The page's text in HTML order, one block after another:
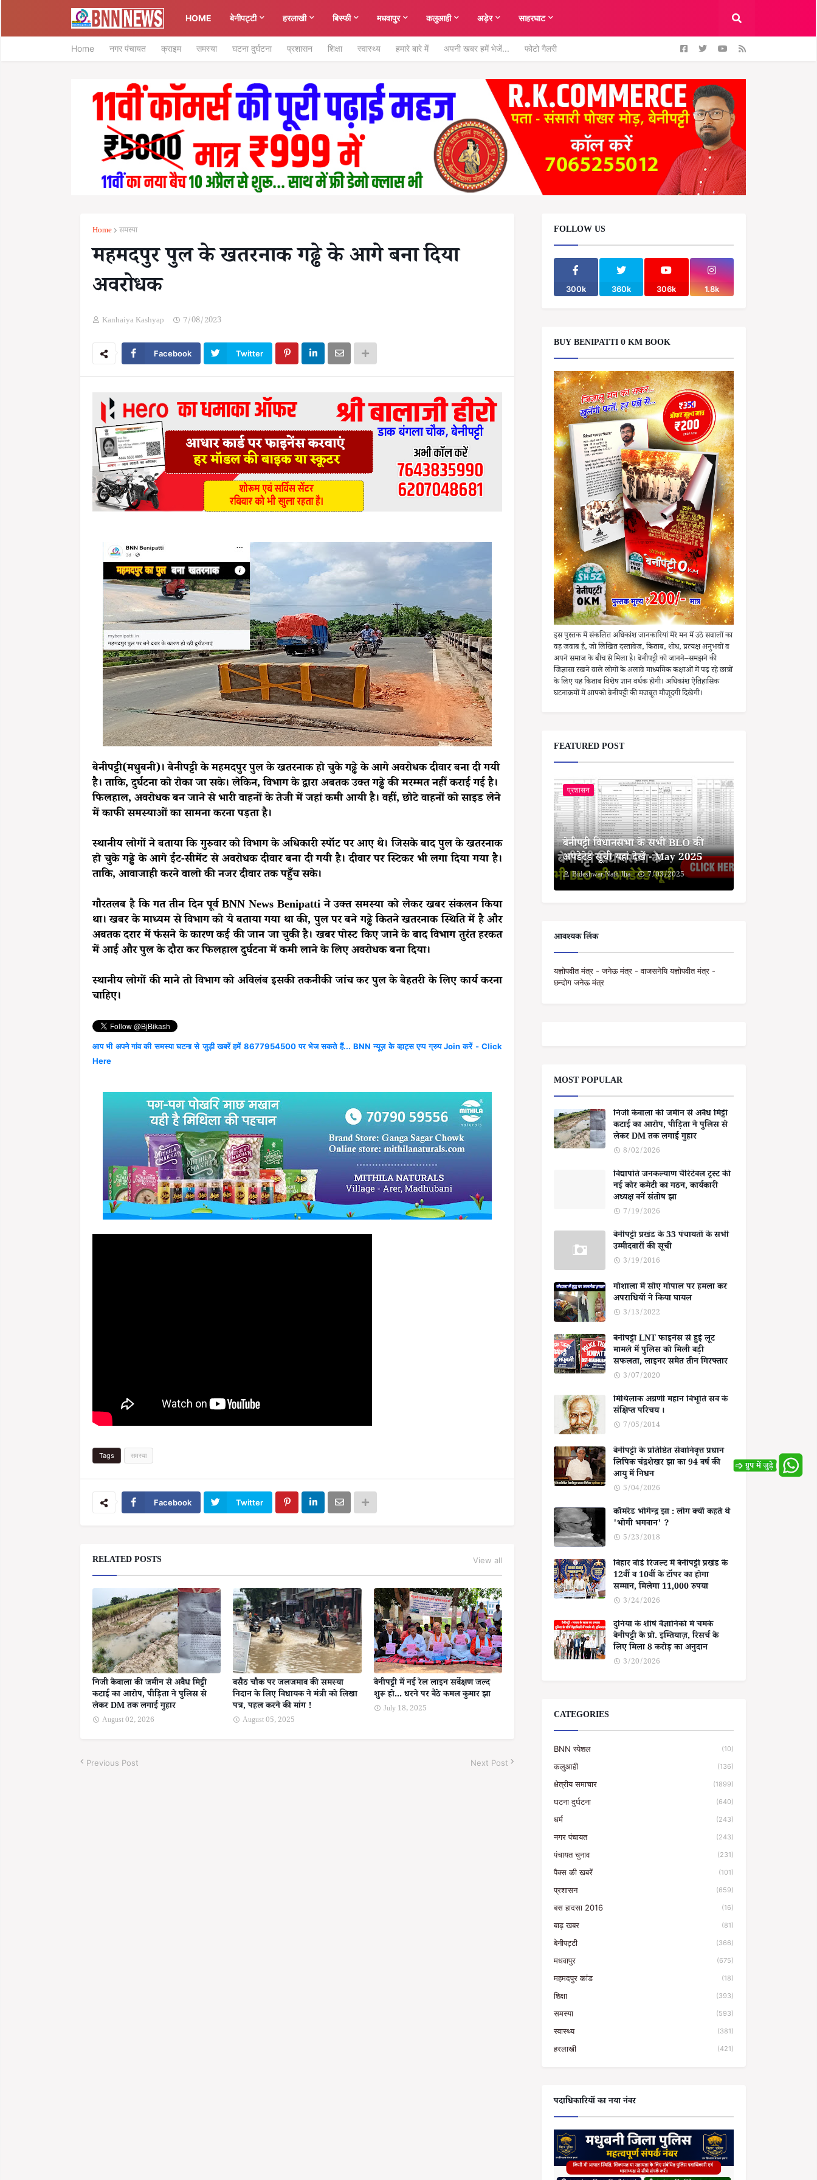
HOME बेनीपट्टी हरलाखी बिस्फी मधवापुर कलुआही अड़ेर साहरघाट
Home नगर पंचायत क्राइम समस्या घटना दुर्घटना प्रशासन शिक्षा स्वास्थ्य हमारे बारे में अपनी खबर हमें भेजें... फोटो गैलरी
Home समस्या
महमदपुर पुल के खतरनाक गढ्ढे के आगे बना दिया
अवरोधक
Kanhaiya Kashyap 7/08/2023
Facebook Twitter
बेनीपट्टी(मधुबनी)। बेनीपट्टी के महमदपुर पुल के खतरनाक हो चुके गढ्ढे के आगे अवरोधक दीवार बना दी गयी
है। ताकि, दुर्घटना को रोका जा सके। लेकिन, विभाग के द्वारा अबतक उक्त गढ्ढे की मरम्मत नहीं कराई गई है।
फिलहाल, अवरोधक बन जाने से भारी वाहनों के तेजी में जहां कमी आयी है। वहीं, छोटे वाहनों को साइड लेने
में काफी समस्याओं का सामना करना पड़ता है।
स्थानीय लोगों ने बताया कि गुरुवार को विभाग के अधिकारी स्पॉट पर आए थे। जिसके बाद पुल के खतरनाक
हो चुके गढ्ढे के आगे ईंट-सीमेंट से अवरोधक दीवार बना दी गयी है। दीवार पर स्टिकर भी लगा दिया गया है।
ताकि, आवाजाही करने वालो की नजर दीवार तक पहुँच सके।
गौरतलब है कि गत तीन दिन पूर्व BNN News Benipatti ने उक्त समस्या को लेकर खबर संकलन किया
था। खबर के माध्यम से विभाग को ये बताया गया था की, पुल पर बने गढ्ढे कितने खतरनाक स्थिति में है और
अबतक दरार में फंसने के कारण कई की जान जा चुकी है। खबर पोस्ट किए जाने के बाद विभाग तुरंत हरकत
में आई और पुल के दौरा कर फिलहाल दुर्घटना में कमी लाने के लिए अवरोधक बना दिया।
स्थानीय लोगों की माने तो विभाग को अविलंब इसकी तकनीकी जांच कर पुल के बेहतरी के लिए कार्य करना
चाहिए।
आप भी अपने गांव की समस्या घटना से जुड़ी खबरें हमें 8677954500 पर भेज सकते हैं... BNN न्यूज़ के व्हाट्स एप्प ग्रुप Join करें - Click
Here
Tags समस्या
Facebook Twitter
RELATED POSTS View all
निजी केवाला की जमीन से अवैध मिट्टी
कटाई का आरोप, पीड़िता ने पुलिस से
लेकर DM तक लगाई गुहार
August 02, 2026
बसैठ चौक पर जलजमाव की समस्या
निदान के लिए विधायक ने मंत्री को लिखा
पत्र, पहल करने की मांग !
August 05, 2025
बेनीपट्टी में नई रेल लाइन सर्वेक्षण जल्द
शुरू हो... धरने पर बैठे कमल कुमार झा
July 18, 2025
Previous Post Next Post
FOLLOW US
300k 360k 306k 1.8k
BUY BENIPATTI 0 KM BOOK
इस पुस्तक में संकलित अधिकांश जानकारियां मेरे मन में उठे सवालों का
वह जवाब है, जो लिखित दस्तावेज, किताब, शोध, प्रत्यक्ष अनुभवों व
अपने समाज के बीच से मिला है। बेनीपट्टी को जानने–समझने की
जिज्ञासा रखने वाले लोगों के अलावे माध्यमिक कक्षाओं में पढ़ रहे छात्रों
के लिए यह किताब विशेष ज्ञान वर्धक होगी। अधिकांश ऐतिहासिक
घटनाक्रमों में आपको बेनीपट्टी की मजबूत मौजूदगी दिखेगी।
FEATURED POST
प्रशासन
बेनीपट्टी विधानसभा के सभी BLO की
अपडेटेड सूची यहां देखें - May 2025
Bideshwar Nath Jha 7/03/2025
आवश्यक लिंक
यज्ञोपवीत मंत्र - जनेऊ मंत्र - वाजसनेयि यज्ञोपवीत मंत्र -
छन्दोग जनेऊ मंत्र
MOST POPULAR
निजी केवाला की जमीन से अवैध मिट्टी
कटाई का आरोप, पीड़िता ने पुलिस से
लेकर DM तक लगाई गुहार
8/02/2026
विद्यापति जनकल्याण चैरिटेबल ट्रस्ट की
नई कोर कमेटी का गठन, कार्यकारी
अध्यक्ष बनें संतोष झा
7/19/2026
बेनीपट्टी प्रखंड के 33 पंचायतों के सभी
उम्मीदवारों की सूची
3/19/2016
गोशाला में सोए गोपाल पर हमला कर
अपराधियों ने किया घायल
3/13/2022
बेनीपट्टी LNT फाइनेंस से हुई लूट
मामले में पुलिस को मिली बड़ी
सफलता, लाइनर समेत तीन गिरफ्तार
3/07/2020
मिथिलाक अग्रणी महान बिभूति सब के
संक्षिप्त परिचय ।
7/05/2014
बेनीपट्टी के प्रतिष्ठित सेवानिवृत्त प्रधान
लिपिक चंद्रशेखर झा का 94 वर्ष की
आयु में निधन
5/04/2026
कॉमरेड भोगेन्द्र झा : लोग क्यों कहते थे
'भोगी भगवान' ?
5/23/2018
बिहार बोर्ड रिजल्ट में बेनीपट्टी प्रखंड के
12वीं व 10वीं के टॉपर का होगा
सम्मान, मिलेगा 11,000 रुपया
3/24/2026
दुनिया के शीर्ष वैज्ञानिकों में चमके
बेनीपट्टी के प्रो. इम्तियाज़, रिसर्च के
लिए मिला 8 करोड़ का अनुदान
3/20/2026
CATEGORIES
BNN स्पेशल (10)
कलुआही (136)
क्षेत्रीय समाचार (1899)
घटना दुर्घटना (640)
धर्म (243)
नगर पंचायत (243)
पंचायत चुनाव (231)
पैक्स की खबरें (101)
प्रशासन (659)
बस हादसा 2016 (16)
बाढ़ खबर (81)
बेनीपट्टी (366)
मधवापुर (675)
महमदपुर कांड (18)
शिक्षा (393)
समस्या (593)
स्वास्थ्य (381)
हरलाखी (421)
पदाधिकारियों का नया नंबर